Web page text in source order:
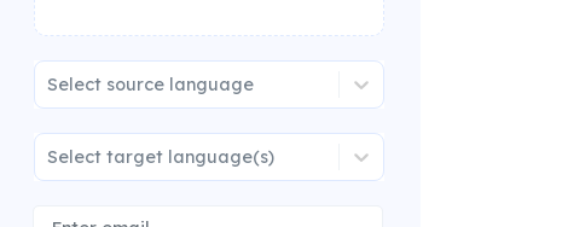
Select source language
Select target language(s)